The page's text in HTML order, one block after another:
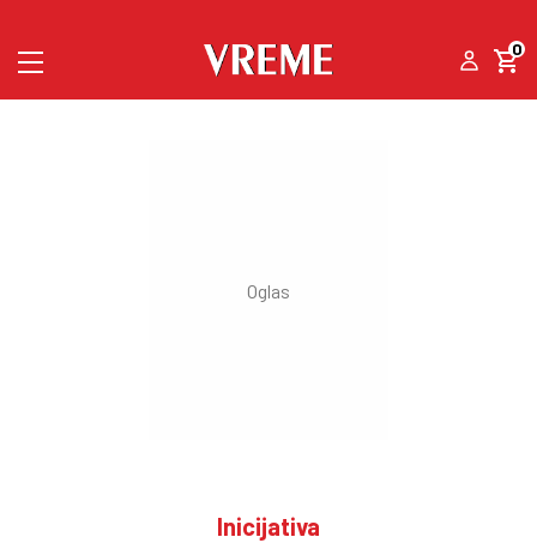
0
Inicijativa